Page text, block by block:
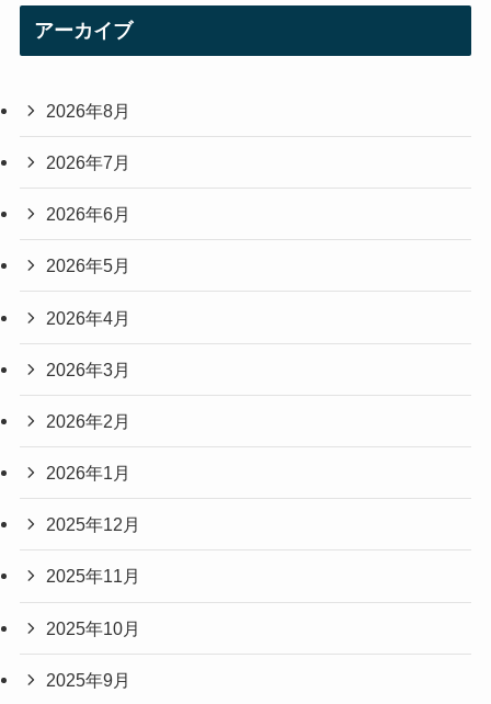
アーカイブ
2026年8月
2026年7月
2026年6月
2026年5月
2026年4月
2026年3月
2026年2月
2026年1月
2025年12月
2025年11月
2025年10月
2025年9月